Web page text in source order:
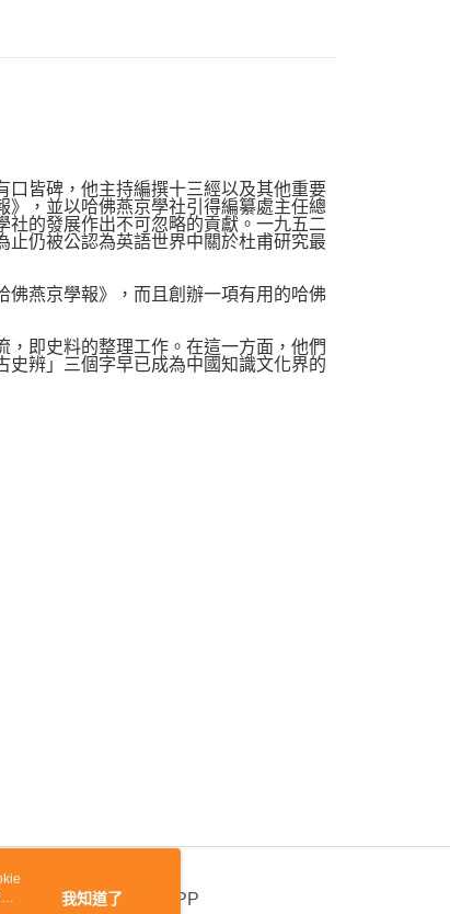
皆碑，他主持編撰十三經以及其他重要
，並以哈佛燕京學社引得編纂處主任總
的發展作出不可忽略的貢獻。一九五二
仍被公認為英語世界中關於杜甫研究最
燕京學報》，而且創辦一項有用的哈佛
即史料的整理工作。在這一方面，他們
史辨」三個字早已成為中國知識文化界的
官方APP
我知道了